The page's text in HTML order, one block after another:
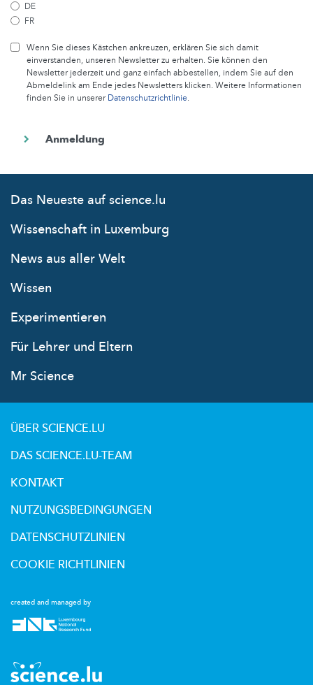
DE
FR
Wenn Sie dieses Kästchen ankreuzen, erklären Sie sich damit
einverstanden, unseren Newsletter zu erhalten. Sie können den
Newsletter jederzeit und ganz einfach abbestellen, indem Sie auf den
Abmeldelink am Ende jedes Newsletters klicken. Weitere Informationen
finden Sie in unsererDatenschutzrichtlinie.
Das Neueste auf science.lu
Wissenschaft in Luxemburg
News aus aller Welt
Wissen
Experimentieren
Für Lehrer und Eltern
Mr Science
created and managed by
ÜBER SCIENCE.LU
DAS SCIENCE.LU-TEAM
KONTAKT
NUTZUNGSBEDINGUNGEN
DATENSCHUTZLINIEN
COOKIE RICHTLINIEN